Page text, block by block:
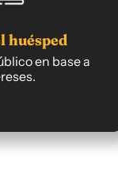
huésped
en base a